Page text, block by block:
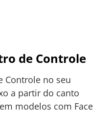
de Controle
Controle no seu
a partir do canto
modelos com Face